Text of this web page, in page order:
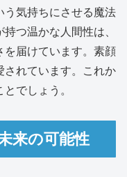
う気持ちにさせる魔法
つ温かな人間性は、
を届けています。素顔
されています。これか
でしょう。
来の可能性